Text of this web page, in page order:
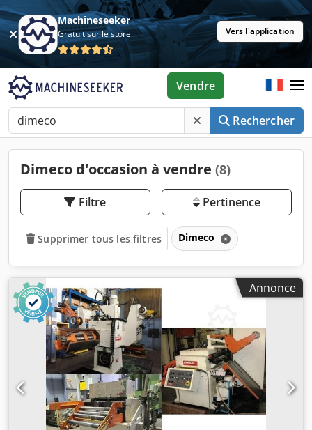
Machineseeker
Gratuit sur le store Vers l'application
Rechercher
Vendre
Dimeco d'occasion à vendre (8)
Filtre Pertinence
Supprimer tous les filtres Dimeco
Annonce